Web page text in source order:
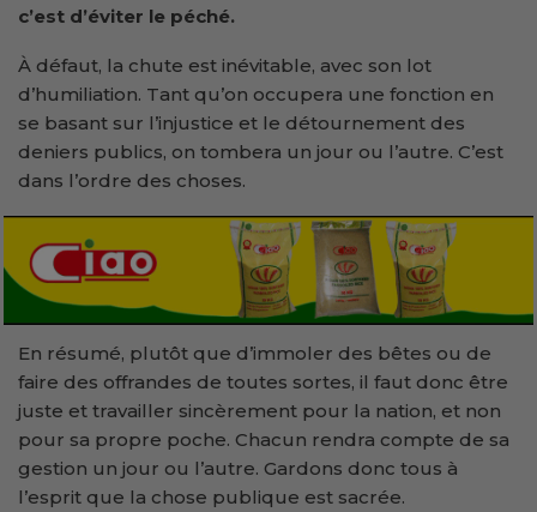
c’est d’éviter le péché.
À défaut, la chute est inévitable, avec son lot
d’humiliation. Tant qu’on occupera une fonction en
se basant sur l’injustice et le détournement des
deniers publics, on tombera un jour ou l’autre. C’est
dans l’ordre des choses.
En résumé, plutôt que d’immoler des bêtes ou de
faire des offrandes de toutes sortes, il faut donc être
juste et travailler sincèrement pour la nation, et non
pour sa propre poche. Chacun rendra compte de sa
gestion un jour ou l’autre. Gardons donc tous à
l’esprit que la chose publique est sacrée.